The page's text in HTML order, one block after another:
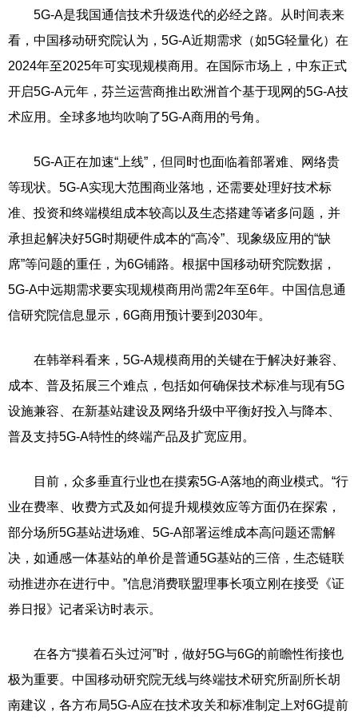
5G-A是我国通信技术升级迭代的必经之路。从时间表来
看，中国移动研究院认为，5G-A近期需求（如5G轻量化）在
2024年至2025年可实现规模商用。在国际市场上，中东正式
开启5G-A元年，芬兰运营商推出欧洲首个基于现网的5G-A技
术应用。全球多地均吹响了5G-A商用的号角。
5G-A正在加速“上线”，但同时也面临着部署难、网络贵
等现状。5G-A实现大范围商业落地，还需要处理好技术标
准、投资和终端模组成本较高以及生态搭建等诸多问题，并
承担起解决好5G时期硬件成本的“高冷”、现象级应用的“缺
席”等问题的重任，为6G铺路。根据中国移动研究院数据，
5G-A中远期需求要实现规模商用尚需2年至6年。中国信息通
信研究院信息显示，6G商用预计要到2030年。
在韩举科看来，5G-A规模商用的关键在于解决好兼容、
成本、普及拓展三个难点，包括如何确保技术标准与现有5G
设施兼容、在新基站建设及网络升级中平衡好投入与降本、
普及支持5G-A特性的终端产品及扩宽应用。
目前，众多垂直行业也在摸索5G-A落地的商业模式。“行
业在费率、收费方式及如何提升规模效应等方面仍在探索，
部分场所5G基站进场难、5G-A部署运维成本高问题还需解
决，如通感一体基站的单价是普通5G基站的三倍，生态链联
动推进亦在进行中。”信息消费联盟理事长项立刚在接受《证
券日报》记者采访时表示。
在各方“摸着石头过河”时，做好5G与6G的前瞻性衔接也
极为重要。中国移动研究院无线与终端技术研究所副所长胡
南建议，各方布局5G-A应在技术攻关和标准制定上对6G提前